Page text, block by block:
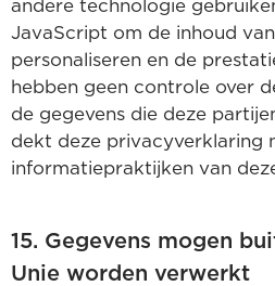
andere technologie
JavaScript om de inhoud
personaliseren en de
hebben geen controle over
de gegevens die deze
dekt deze privacyverklaring
informatiepraktijken van
15. Gegevens mogen
Unie worden verwerkt